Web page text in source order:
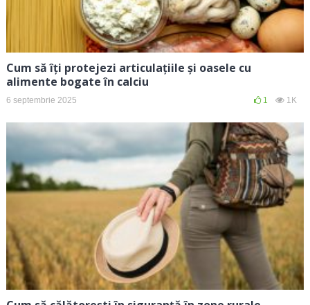
Cum să îți protejezi articulațiile și oasele cu
alimente bogate în calciu
6 septembrie 2025 1 1K